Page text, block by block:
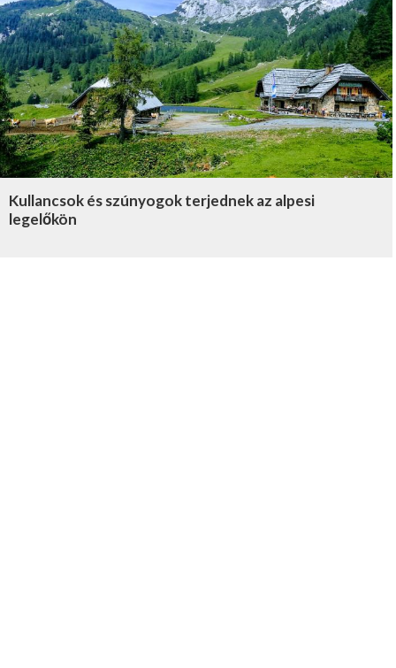
Kullancsok és szúnyogok terjednek az alpesi
legelőkön